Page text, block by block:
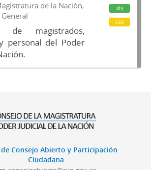
de la Nación,
de magistrados,
personal del Poder
xls
csv
Consejo Abierto y Participación
Ciudadana